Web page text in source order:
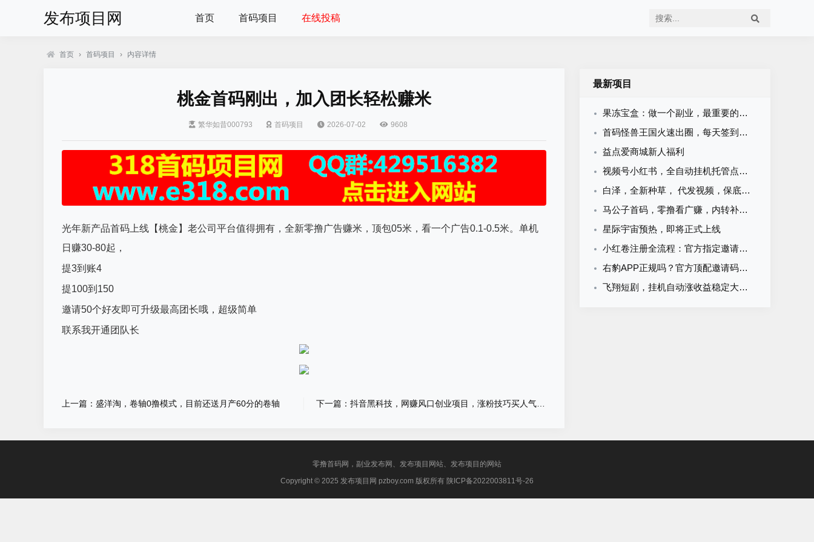
发布项目网 首页 首码项目 在线投稿
首页 › 首码项目 › 内容详情
桃金首码刚出，加入团长轻松赚米
繁华如昔000793 首码项目 2026-07-02 9608
光年新产品首码上线【桃金】老公司平台值得拥有，全新零撸广告赚米，顶包05米，看一个广告0.1-0.5米。单机
日赚30-80起，
提3到账4
提100到150
邀请50个好友即可升级最高团长哦，超级简单
联系我开通团队长
上一篇：盛洋淘，卷轴0撸模式，目前还送月产60分的卷轴 下一篇：抖音黑科技，网赚风口创业项目，涨粉技巧买人气，快手挂铁直播挂假人免费软件下载APP，招募合伙人！
最新项目
果冻宝盒：做一个副业，最重要的是有人带！
首码怪兽王国火速出圈，每天签到看60个广子即可
益点爱商城新人福利
视频号小红书，全自动挂机托管点赞关注任务
白泽，全新种草， 代发视频，保底收益，新品上线，当天收益几十米
马公子首码，零撸看广赚，内转补贴秒到
星际宇宙预热，即将正式上线
小红卷注册全流程：官方指定邀请码，现在加入即可申请开通顶级代理V5权限
右豹APP正规吗？官方顶配邀请码是多少？短剧小说漫剧网盘推广副业怎么做
飞翔短剧，挂机自动涨收益稳定大平台
零撸首码网，副业发布网、发布项目网站、发布项目的网站
Copyright © 2025 发布项目网 pzboy.com 版权所有 陕ICP备2022003811号-26